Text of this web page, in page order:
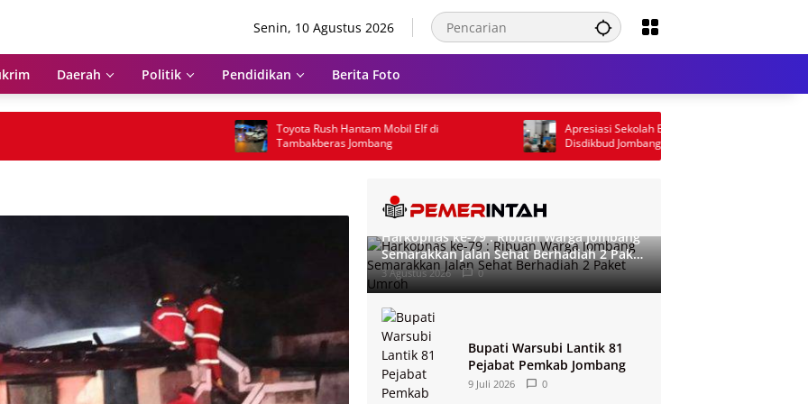
Senin, 10 Agustus 2026
Daerah Politik Pendidikan Berita Foto
Toyota Rush Hantam Mobil Elf di
Tambakberas Jombang
Apresiasi Sekolah Berkinerja Terbaik,
Disdikbud Jombang Gelar Pembekalan RKAS
dan Tekankan Akuntabilita
Harkopnas ke-79 : Ribuan Warga Jombang
Semarakkan Jalan Sehat Berhadiah 2 Paket
Umroh
3 Agustus 2026 0
Bupati Warsubi Lantik 81
Pejabat Pemkab Jombang
9 Juli 2026 0